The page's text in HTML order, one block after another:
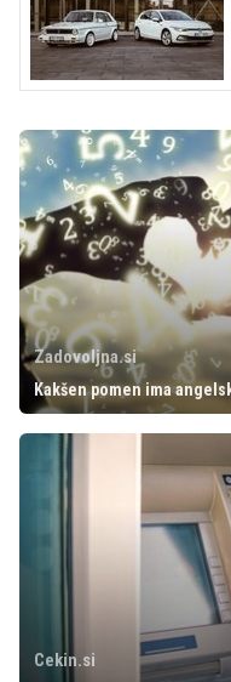
Zadovoljna.si
Kakšen pomen ima
Cekin.si